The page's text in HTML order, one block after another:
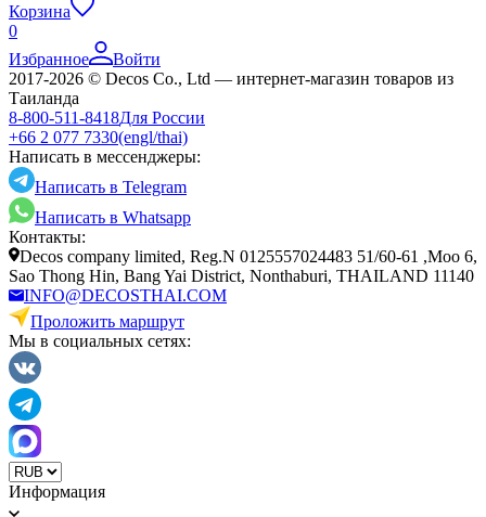
Корзина
0
Избранное
Войти
2017-2026 © Decos Co., Ltd — интернет-магазин товаров из
Таиланда
8-800-511-8418Для России
+66 2 077 7330(engl/thai)
Написать в мессенджеры:
Написать в Telegram
Написать в Whatsapp
Контакты:
Decos company limited, Reg.N 0125557024483 51/60-61 ,Moo 6,
Sao Thong Hin, Bang Yai District, Nonthaburi, THAILAND 11140
INFO@DECOSTHAI.COM
Проложить маршрут
Мы в социальных сетях:
Информация